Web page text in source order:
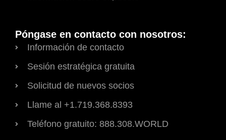
Póngase en contacto con nosotros:
Información de contacto
Sesión estratégica gratuita
Solicitud de nuevos socios
Llame al +1.719.368.8393
Teléfono gratuito: 888.308.WORLD